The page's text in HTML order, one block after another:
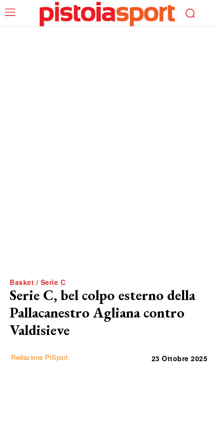
Basket / Serie C
Serie C, bel colpo esterno della
Pallacanestro Agliana contro
Valdisieve
Redazione PtSport 23 Ottobre 2025